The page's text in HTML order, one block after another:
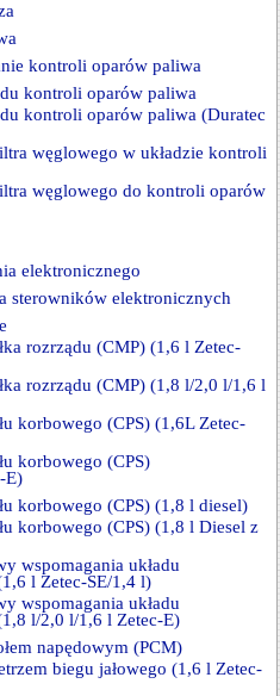
kontroli oparów paliwa
kontroli oparów paliwa
kontroli oparów paliwa (Duratec
węglowego w układzie kontroli
węglowego do kontroli oparów
elektronicznego
sterowników elektronicznych
rozrządu (CMP) (1,6 l Zetec-
rozrządu (CMP) (1,8 l/2,0 l/1,6 l
korbowego (CPS) (1,6L Zetec-
korbowego (CPS)
E)
korbowego (CPS) (1,8 l diesel)
korbowego (CPS) (1,8 l Diesel z
wspomagania układu
l Zetec-SE/1,4 l)
wspomagania układu
l/2,0 l/1,6 l Zetec-E)
napędowym (PCM)
biegu jałowego (1,6 l Zetec-